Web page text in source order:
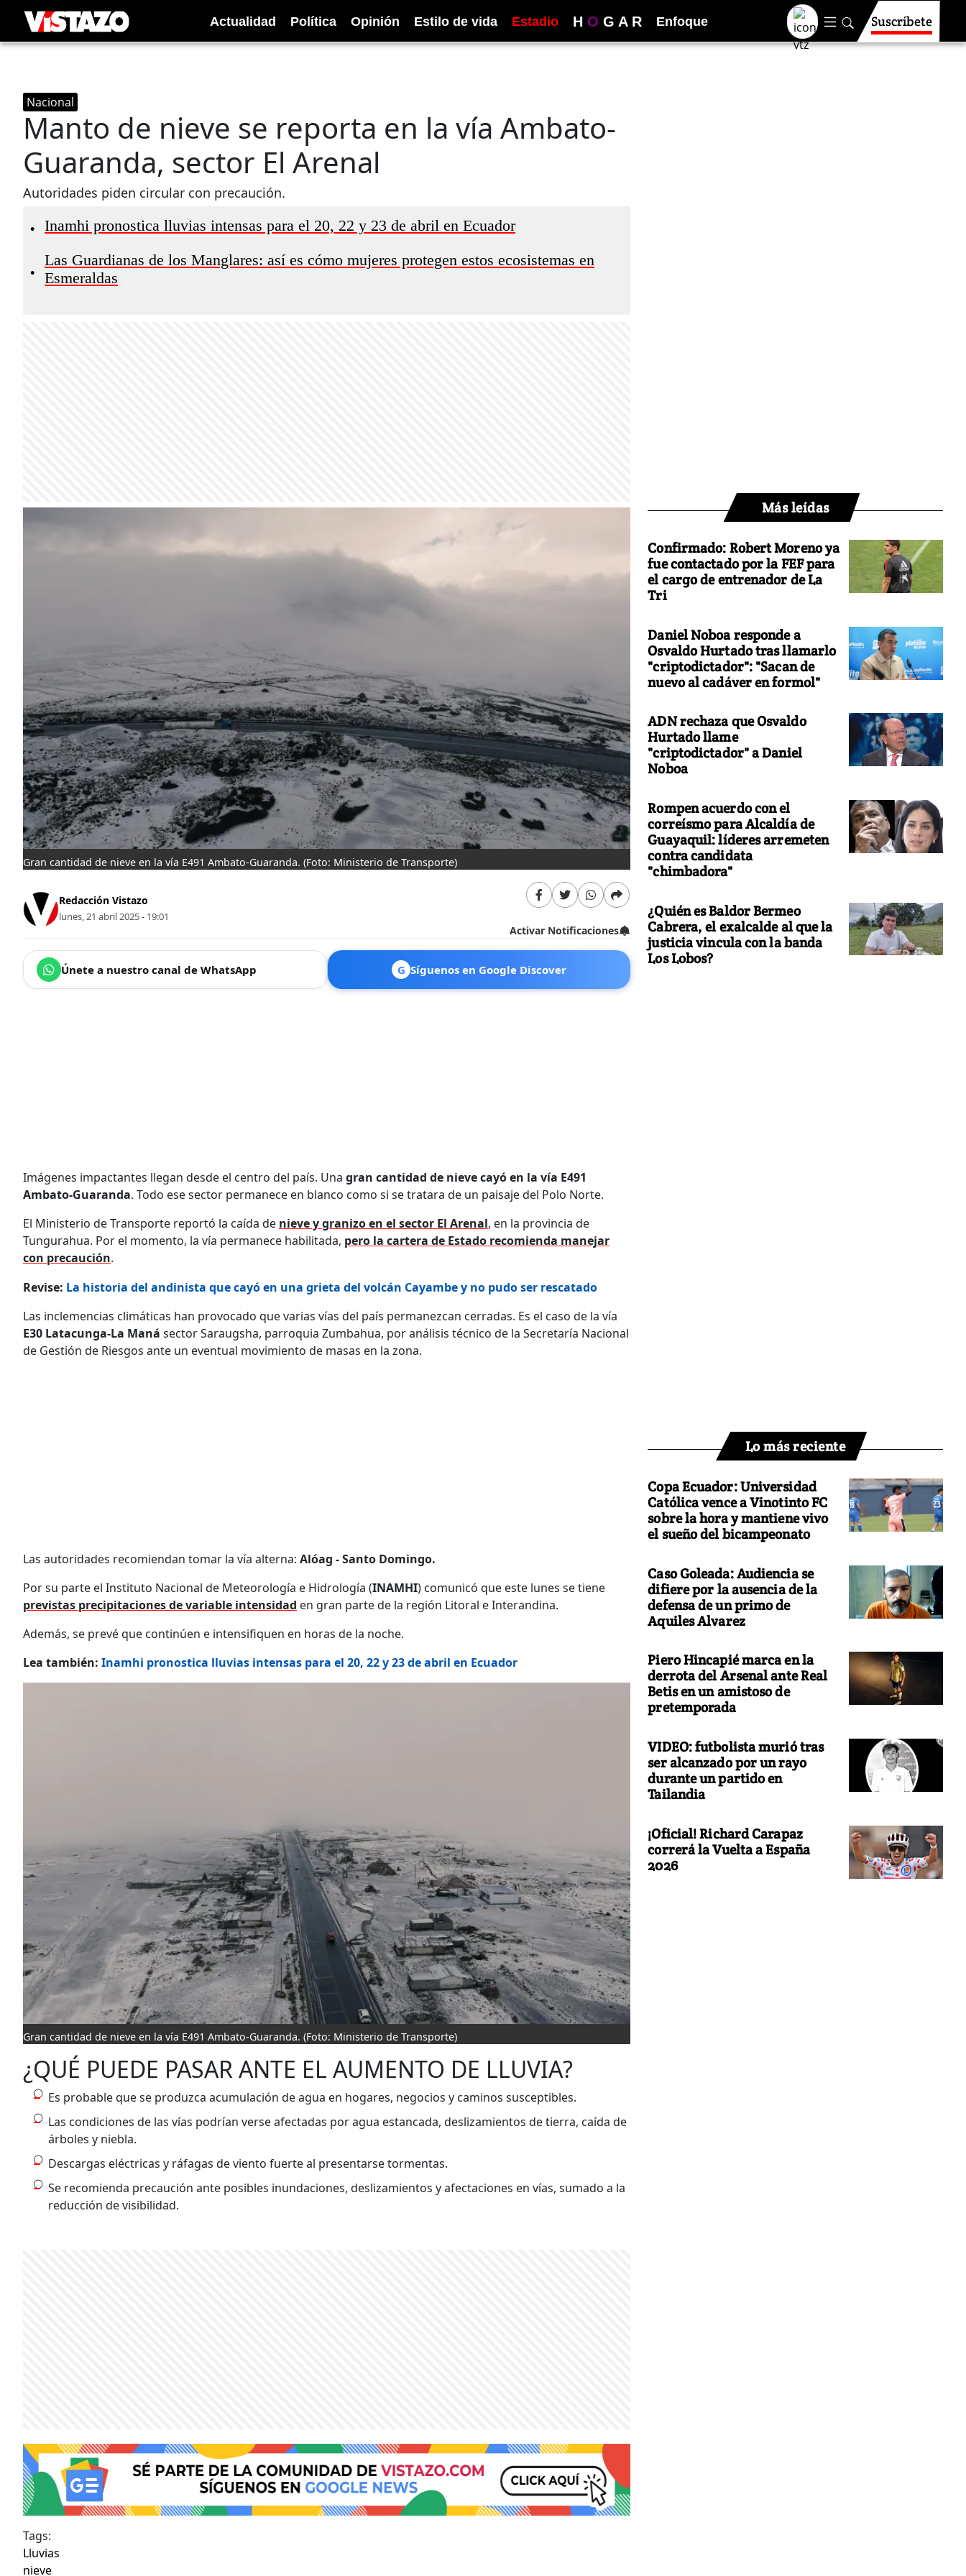
Actualidad Política Opinión Estilo de vida Estadio H O G A R Enfoque Suscríbete
Nacional
Manto de nieve se reporta en la vía Ambato-
Guaranda, sector El Arenal
Autoridades piden circular con precaución.
• Inamhi pronostica lluvias intensas para el 20, 22 y 23 de abril en Ecuador
•
Las Guardianas de los Manglares: así es cómo mujeres protegen estos ecosistemas en
Esmeraldas
Gran cantidad de nieve en la vía E491 Ambato-Guaranda. (Foto: Ministerio de Transporte)
Redacción Vistazo
lunes, 21 abril 2025 - 19:01
Activar Notificaciones
Únete a nuestro canal de WhatsApp G Síguenos en Google Discover
Imágenes impactantes llegan desde el centro del país. Una gran cantidad de nieve cayó en la vía E491
Ambato-Guaranda. Todo ese sector permanece en blanco como si se tratara de un paisaje del Polo Norte.
El Ministerio de Transporte reportó la caída de nieve y granizo en el sector El Arenal, en la provincia de
Tungurahua. Por el momento, la vía permanece habilitada, pero la cartera de Estado recomienda manejar
con precaución.
Revise: La historia del andinista que cayó en una grieta del volcán Cayambe y no pudo ser rescatado
Las inclemencias climáticas han provocado que varias vías del país permanezcan cerradas. Es el caso de la vía
E30 Latacunga-La Maná sector Saraugsha, parroquia Zumbahua, por análisis técnico de la Secretaría Nacional
de Gestión de Riesgos ante un eventual movimiento de masas en la zona.
Las autoridades recomiendan tomar la vía alterna: Alóag - Santo Domingo.
Por su parte el Instituto Nacional de Meteorología e Hidrología (INAMHI) comunicó que este lunes se tiene
previstas precipitaciones de variable intensidad en gran parte de la región Litoral e Interandina.
Además, se prevé que continúen e intensifiquen en horas de la noche.
Lea también: Inamhi pronostica lluvias intensas para el 20, 22 y 23 de abril en Ecuador
Gran cantidad de nieve en la vía E491 Ambato-Guaranda. (Foto: Ministerio de Transporte)
¿QUÉ PUEDE PASAR ANTE EL AUMENTO DE LLUVIA?
Es probable que se produzca acumulación de agua en hogares, negocios y caminos susceptibles.
Las condiciones de las vías podrían verse afectadas por agua estancada, deslizamientos de tierra, caída de
árboles y niebla.
Descargas eléctricas y ráfagas de viento fuerte al presentarse tormentas.
Se recomienda precaución ante posibles inundaciones, deslizamientos y afectaciones en vías, sumado a la
reducción de visibilidad.
Tags:
Lluvias
nieve
Más leídas
Confirmado: Robert Moreno ya
fue contactado por la FEF para
el cargo de entrenador de La
Tri
Daniel Noboa responde a
Osvaldo Hurtado tras llamarlo
"criptodictador": "Sacan de
nuevo al cadáver en formol"
ADN rechaza que Osvaldo
Hurtado llame
"criptodictador" a Daniel
Noboa
Rompen acuerdo con el
correísmo para Alcaldía de
Guayaquil: líderes arremeten
contra candidata
"chimbadora"
¿Quién es Baldor Bermeo
Cabrera, el exalcalde al que la
justicia vincula con la banda
Los Lobos?
Lo más reciente
Copa Ecuador: Universidad
Católica vence a Vinotinto FC
sobre la hora y mantiene vivo
el sueño del bicampeonato
Caso Goleada: Audiencia se
difiere por la ausencia de la
defensa de un primo de
Aquiles Alvarez
Piero Hincapié marca en la
derrota del Arsenal ante Real
Betis en un amistoso de
pretemporada
VIDEO: futbolista murió tras
ser alcanzado por un rayo
durante un partido en
Tailandia
¡Oficial! Richard Carapaz
correrá la Vuelta a España
2026